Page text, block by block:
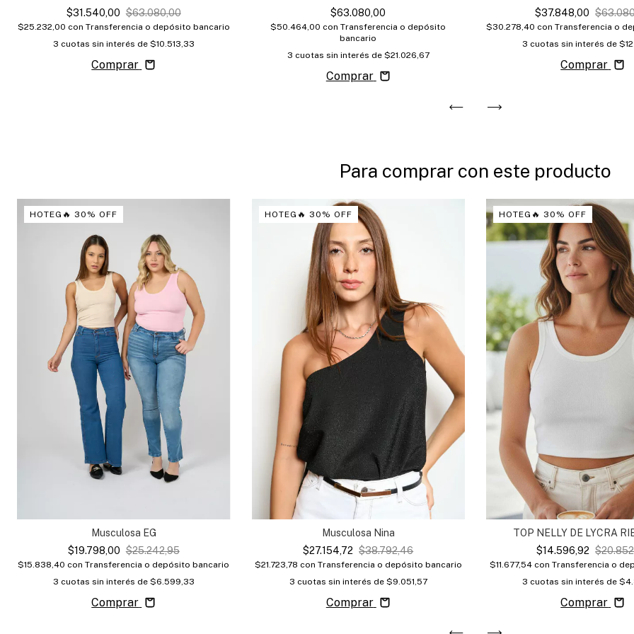
$31.540,00 $63.080,00
$25.232,00 con Transferencia o depósito bancario
3 cuotas sin interés de $10.513,33
Comprar
$63.080,00
$50.464,00 con Transferencia o depósito
bancario
3 cuotas sin interés de $21.026,67
Comprar
$37.848,00
$30.278,40 con Transferencia o
3 cuotas sin interés de
Comprar
Para comprar con este producto
HOTEG🔥 30% OFF
Musculosa EG
$19.798,00 $25.242,95
$15.838,40 con Transferencia o depósito bancario
3 cuotas sin interés de $6.599,33
Comprar
HOTEG🔥 30% OFF
Musculosa Nina
$27.154,72 $38.792,46
$21.723,78 con Transferencia o depósito bancario
3 cuotas sin interés de $9.051,57
Comprar
HOTEG🔥 30% OFF
TOP NELLY DE LYCRA
$14.596,92
$11.677,54 con Transferencia o
3 cuotas sin interés de
Comprar